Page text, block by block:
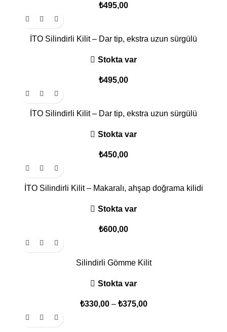
₺495,00
İTO Silindirli Kilit – Dar tip, ekstra uzun sürgülü
Stokta var
₺495,00
İTO Silindirli Kilit – Dar tip, ekstra uzun sürgülü
Stokta var
₺450,00
İTO Silindirli Kilit – Makaralı, ahşap doğrama kilidi
Stokta var
₺600,00
Silindirli Gömme Kilit
Stokta var
₺330,00– ₺375,00